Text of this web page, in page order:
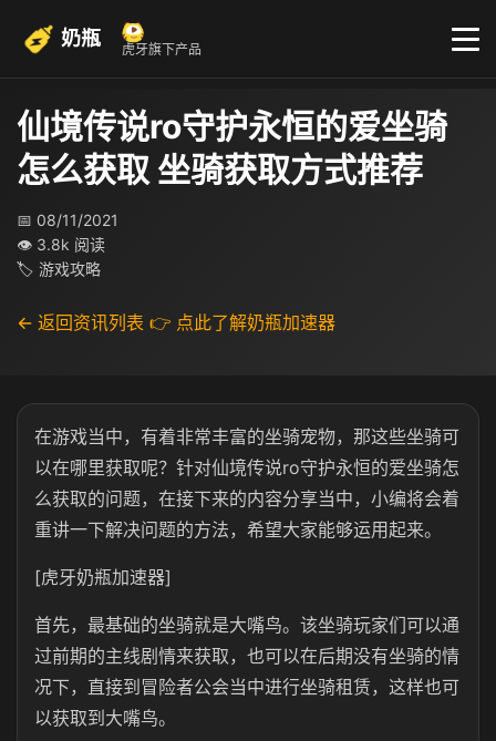
奶瓶 虎牙旗下产品
仙境传说ro守护永恒的爱坐骑
怎么获取 坐骑获取方式推荐
📅 08/11/2021
👁 3.8k 阅读
🏷 游戏攻略
← 返回资讯列表 👉 点此了解奶瓶加速器
在游戏当中，有着非常丰富的坐骑宠物，那这些坐骑可
以在哪里获取呢？针对仙境传说ro守护永恒的爱坐骑怎
么获取的问题，在接下来的内容分享当中，小编将会着
重讲一下解决问题的方法，希望大家能够运用起来。
[虎牙奶瓶加速器]
首先，最基础的坐骑就是大嘴鸟。该坐骑玩家们可以通
过前期的主线剧情来获取，也可以在后期没有坐骑的情
况下，直接到冒险者公会当中进行坐骑租赁，这样也可
以获取到大嘴鸟。